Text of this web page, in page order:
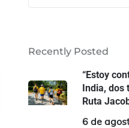
Recently Posted
“Estoy
India, dos
Ruta
6 de